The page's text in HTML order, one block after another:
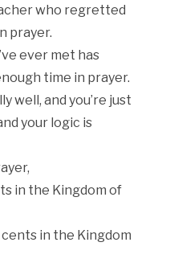
who regretted
prayer.
ever met has
time in prayer.
well, and you’re just
your logic is
in the Kingdom of
in the Kingdom